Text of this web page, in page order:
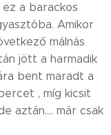
a barackos
Amikor
málnás
jött a harmadik
bent maradt a
, míg kicsit
aztán.... már csak